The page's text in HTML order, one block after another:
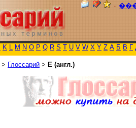
٠
K L M N O P Q R S T U V W X Y Z А Б В Г
> Глоссарий > E (англ.)